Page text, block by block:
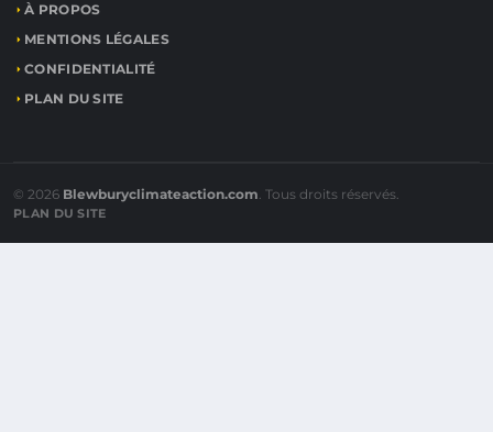
À PROPOS
MENTIONS LÉGALES
CONFIDENTIALITÉ
PLAN DU SITE
© 2026 Blewburyclimateaction.com. Tous droits réservés.
PLAN DU SITE